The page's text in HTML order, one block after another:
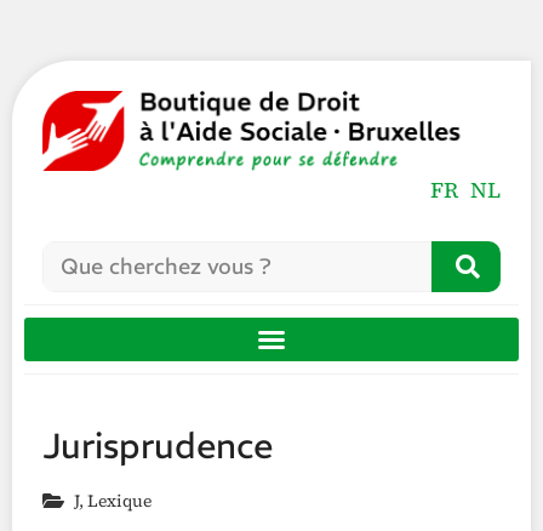
FR NL
Jurisprudence
J, Lexique